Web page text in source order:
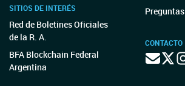
SITIOS DE INTERÉS
Red de Boletines Oficiales
de la R. A.
BFA Blockchain Federal
Argentina
CONTACTO